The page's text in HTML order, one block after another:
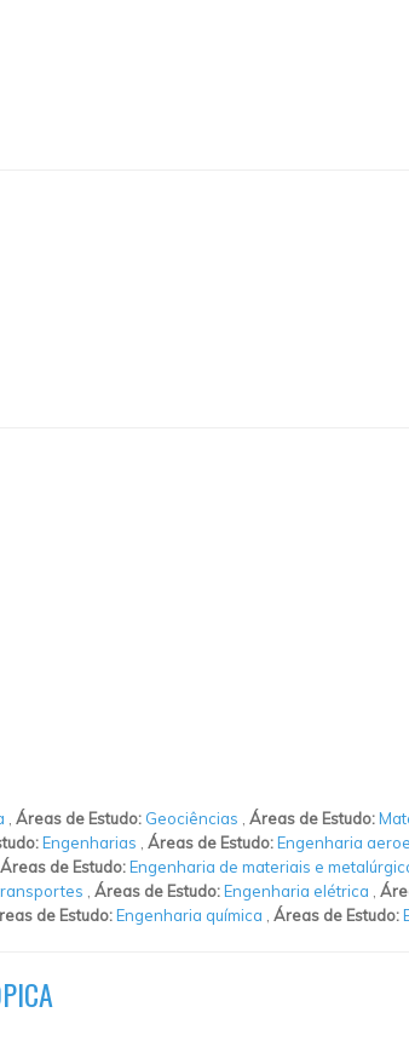
, Áreas de Estudo: Geociências , Áreas de Estudo:
Engenharias , Áreas de Estudo:Engenharia
Áreas de Estudo:Engenharia de materiais e
, Áreas de Estudo:Engenharia elétrica ,
de Estudo:Engenharia química , Áreas de Estudo: